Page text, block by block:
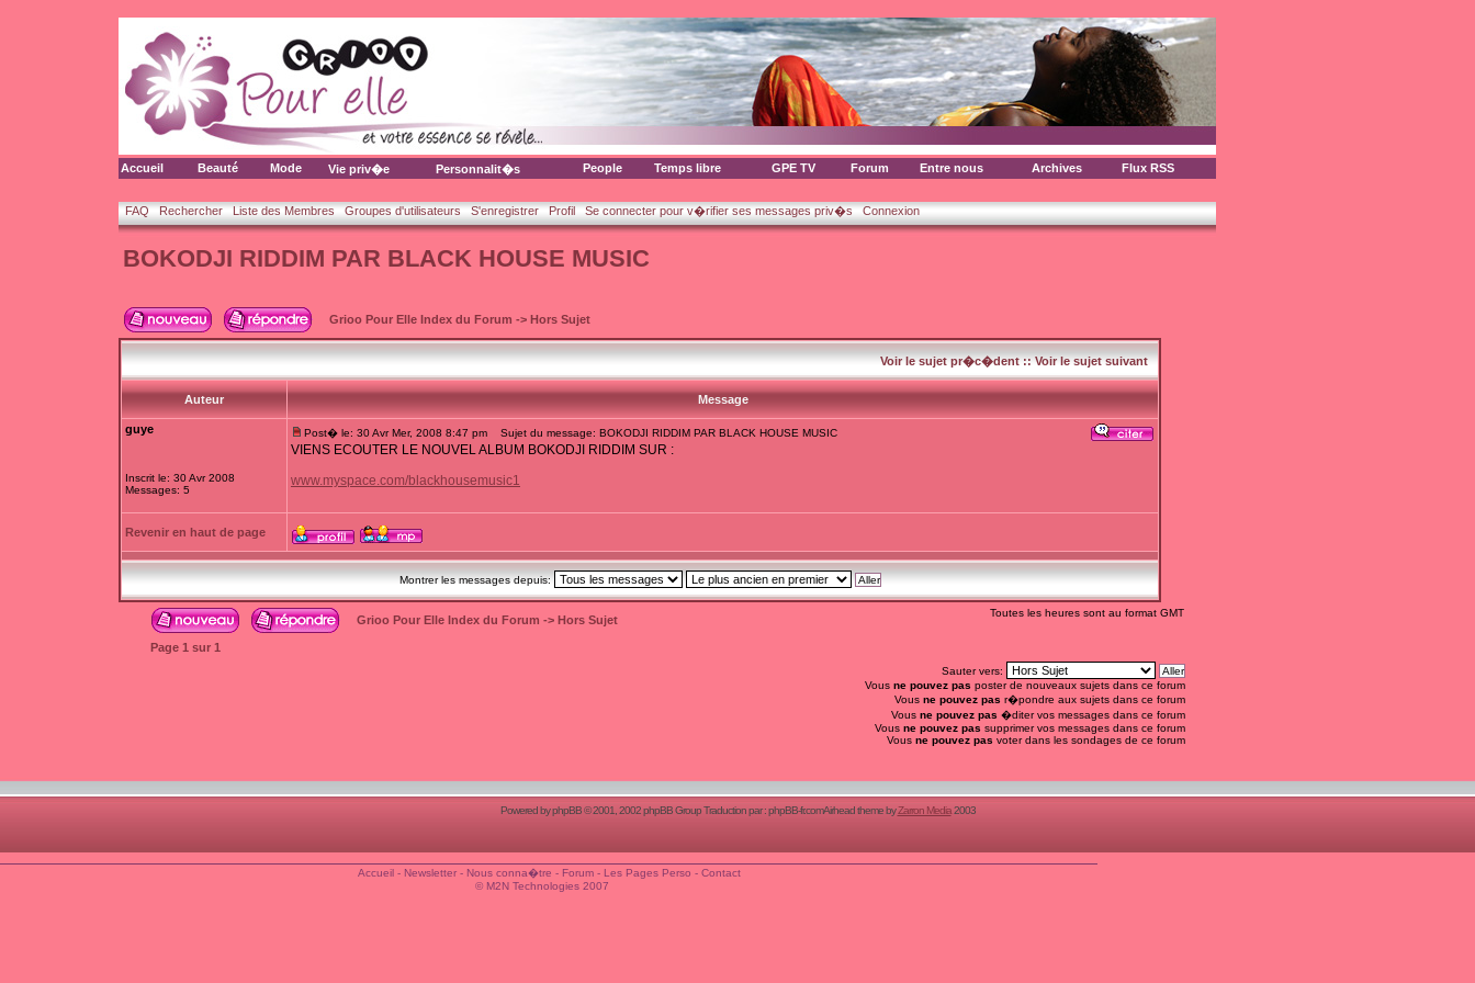
Accueil Beauté Mode Vie priv�e Personnalit�s People Temps libre GPE TV Forum Entre nous Archives Flux RSS
FAQ Rechercher Liste des Membres Groupes d'utilisateurs S'enregistrer Profil Se connecter pour v�rifier ses messages priv�s Connexion
BOKODJI RIDDIM PAR BLACK HOUSE MUSIC
Grioo Pour Elle Index du Forum -> Hors Sujet
Voir le sujet pr�c�dent::Voir le sujet suivant
Auteur Message
guye
Inscrit le: 30 Avr 2008
Messages: 5
Post� le: 30 Avr Mer, 2008 8:47 pm Sujet du message: BOKODJI RIDDIM PAR BLACK HOUSE MUSIC
VIENS ECOUTER LE NOUVEL ALBUM BOKODJI RIDDIM SUR :
www.myspace.com/blackhousemusic1
Revenir en haut de page
Montrer les messages depuis:
Grioo Pour Elle Index du Forum -> Hors Sujet
Toutes les heures sont au format GMT
Page 1 sur 1
Sauter vers:
Vous ne pouvez pas poster de nouveaux sujets dans ce forum
Vous ne pouvez pas r�pondre aux sujets dans ce forum
Vous ne pouvez pas �diter vos messages dans ce forum
Vous ne pouvez pas supprimer vos messages dans ce forum
Vous ne pouvez pas voter dans les sondages de ce forum
Powered byphpBB© 2001, 2002 phpBB Group Traduction par :phpBB-fr.comAirhead theme byZarron Media2003
Accueil- Newsletter- Nous conna�tre - Forum- Les Pages Perso - Contact
© M2N Technologies 2007